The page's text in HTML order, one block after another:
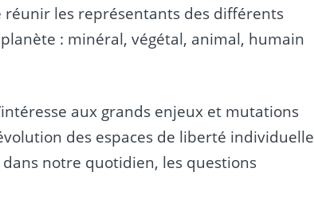
réunir les représentants des différents
: minéral, végétal, animal, humain
aux grands enjeux et mutations
des espaces de liberté individuelle
notre quotidien, les questions